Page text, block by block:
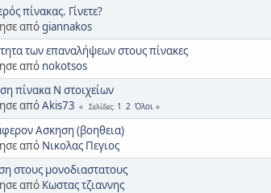
πίνακας. Γίνετε?
απόgiannakos
των επαναλήψεων στους πίνακες
από nokotsos
πίνακα Ν στοιχείων
απόAkis73 Σελίδες 1 2 Όλοι
Ασκηση (βοηθεια)
από Νικολας Πεγιος
στους μονοδιαστατους
από Κωστας τζιαννης